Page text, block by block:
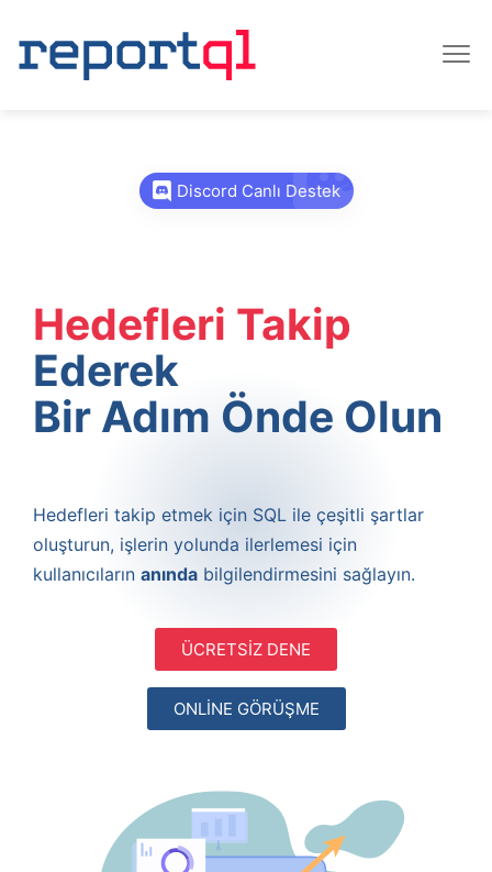
Discord Canlı Destek
Hedefleri Takip
Ederek
Bir Adım Önde Olun
Hedefleri takip etmek için SQL ile çeşitli şartlar
oluşturun, işlerin yolunda ilerlemesi için
kullanıcıların anında bilgilendirmesini sağlayın.
ÜCRETSİZ DENE
ONLİNE GÖRÜŞME